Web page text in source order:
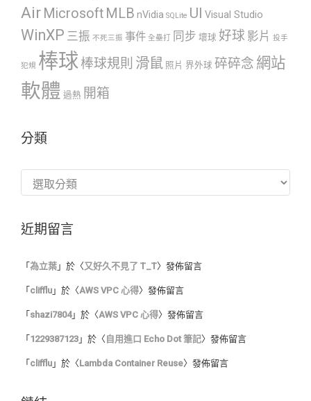
Air Microsoft MLB nVidia SQLite UI Visual Studio
WinXP 三振 不死三振 事件 全壘打 同步 壞球 好球 影片 投手
犯規 棒球 棒球規則 滑鼠 照片 界外球 碎碎念 網站
軟體 過熱 開箱
分類
近期留言
「 為立葉 」於〈又好久不見了 T_T〉發佈留言
「 clifflu 」於〈AWS VPC 心得〉發佈留言
「 shazi7804」於〈AWS VPC 心得〉發佈留言
「 1229387123 」於〈 自用進口 Echo Dot 筆記〉發佈留言
「 clifflu 」於〈Lambda Container Reuse〉發佈留言